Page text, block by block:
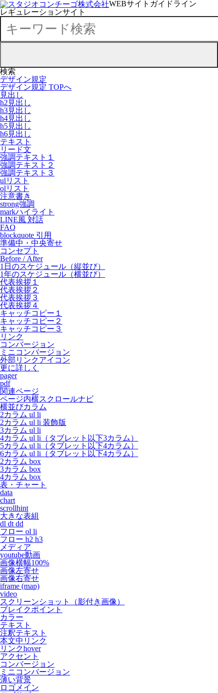
WEBサイトガイドライン
レギュレーションサイト
検索
デザイン規定
デザイン規定 TOPへ
見出し
h2見出し
h3見出し
h4見出し
h5見出し
h6見出し
テキスト
リード文
強調テキスト１
強調テキスト２
強調テキスト３
ulリスト
olリスト
注意書き
strong強調
markハイライト
LINE風 対話
FAQ
blockquote 引用
準備中・中央寄せ
コンセプト
Before / After
1日のスケジュール（縦並び）
1年のスケジュール（横並び）
代表挨拶１
代表挨拶２
代表挨拶３
代表挨拶４
キャッチコピー１
キャッチコピー２
キャッチコピー３
リンク
コンバージョン
ミニコンバージョン
外部リンクアイコン
更に詳しく
pager
pdf
関連ページ
ページ内横スクロールナビ
横並びカラム
2カラム ul li
2カラム ul li 装飾版
3カラム ul li
4カラム ul li（タブレット以下3カラム）
5カラム ul li（タブレット以下4カラム）
6カラム ul li（タブレット以下4カラム）
2カラム box
3カラム box
4カラム box
表・チャート
data
chart
scrollhint
大きな表組
dl dt dd
フロー ol li
フロー h2 h3
メディア
youtube動画
画像横幅100%
画像左寄せ
画像右寄せ
iframe (map)
video
スクリーンショット（影付き画像）
ブレイクポイント
カラー
テキスト
注釈テキスト
本文中リンク
リンクhover
アクセント
コンバージョン
ミニコンバージョン
薄い背景
ロゴメイン